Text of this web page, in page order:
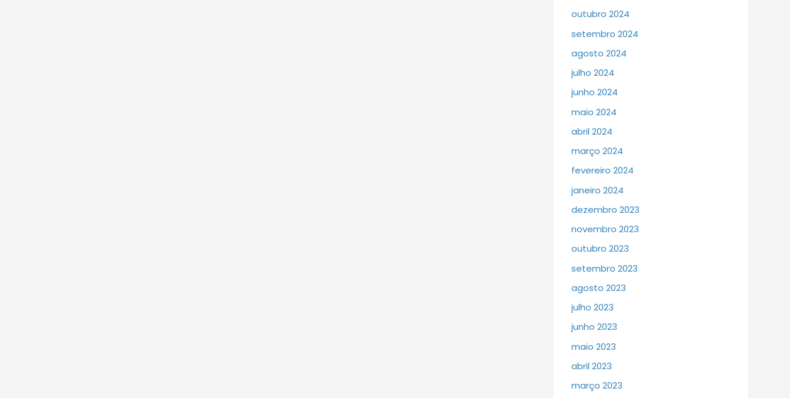
outubro 2024
setembro 2024
agosto 2024
julho 2024
junho 2024
maio 2024
abril 2024
março 2024
fevereiro 2024
janeiro 2024
dezembro 2023
novembro 2023
outubro 2023
setembro 2023
agosto 2023
julho 2023
junho 2023
maio 2023
abril 2023
março 2023